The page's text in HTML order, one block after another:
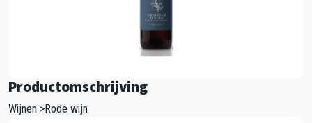
Productomschrijving
Wijnen >Rode wijn